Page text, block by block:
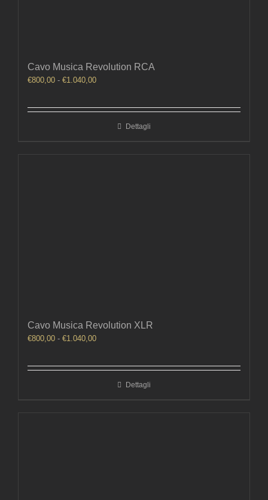
Cavo Musica Revolution RCA
€800,00 - €1.040,00Fascia
€800,00
Dettagli
Cavo Musica Revolution XLR
€800,00 - €1.040,00Fascia
da
€800,00
Dettagli